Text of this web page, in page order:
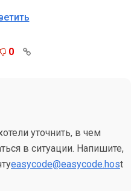
0
уточнить, в чем
в ситуации. Напишите,
easycode@easycode.host